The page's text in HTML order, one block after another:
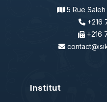
5 Rue Saleh
+216
+216
Institut